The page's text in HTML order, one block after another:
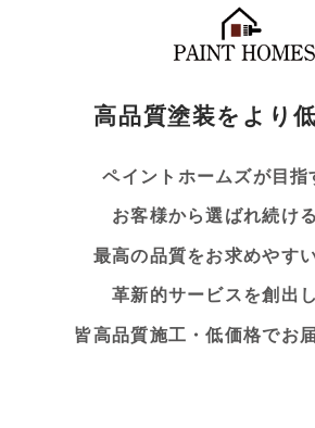
高品質塗装をより
ペイントホームズが目指
お客様から選ばれ続け
最高の品質をお求めやす
革新的サービスを創出し
皆高品質施工・低価格でお